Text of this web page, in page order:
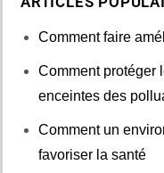
Comment faire
Comment protéger
enceintes des
Comment un
favoriser la santé